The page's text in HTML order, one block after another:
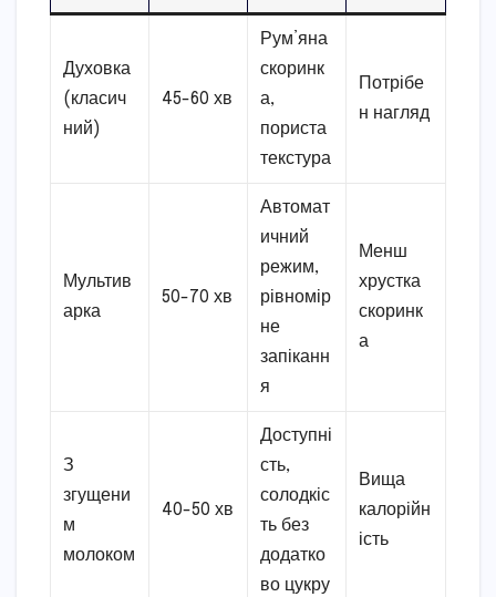
Духовка
(класич
ний)
45-60 хв
Рум’яна
скоринк
а,
пориста
текстура
Потрібе
н нагляд
Мультив
арка
50-70 хв
Автомат
ичний
режим,
рівномір
не
запіканн
я
Менш
хрустка
скоринк
а
З
згущени
м
молоком
40-50 хв
Доступні
сть,
солодкіс
ть без
додатко
во цукру
Вища
калорійн
ість